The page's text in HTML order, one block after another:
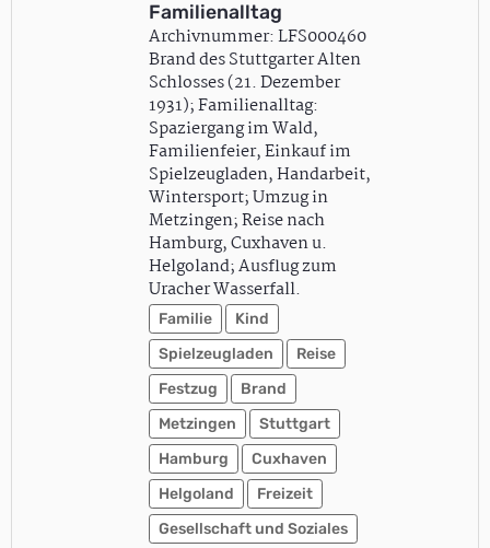
Familienalltag
Archivnummer: LFS000460
Brand des Stuttgarter Alten
Schlosses (21. Dezember
1931); Familienalltag:
Spaziergang im Wald,
Familienfeier, Einkauf im
Spielzeugladen, Handarbeit,
Wintersport; Umzug in
Metzingen; Reise nach
Hamburg, Cuxhaven u.
Helgoland; Ausflug zum
Uracher Wasserfall.
Familie
Kind
Spielzeugladen
Reise
Festzug
Brand
Metzingen
Stuttgart
Hamburg
Cuxhaven
Helgoland
Freizeit
Gesellschaft und Soziales